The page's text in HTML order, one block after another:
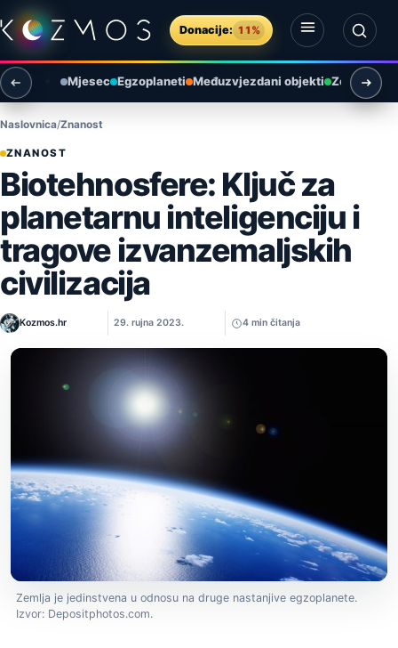
Preskoči na sadržaj
Donacije: 11%
Otvori izbornik
Otvori pretragu
Mjesec Egzoplaneti Međuzvjezdani objekti Zemlja i
Naslovnica Znanost
ZNANOST
Biotehnosfere: Ključ za
planetarnu inteligenciju i
tragove izvanzemaljskih
civilizacija
Kozmos.hr 29. rujna 2023. 4 min čitanja
Zemlja je jedinstvena u odnosu na druge nastanjive egzoplanete.
Izvor: Depositphotos.com.